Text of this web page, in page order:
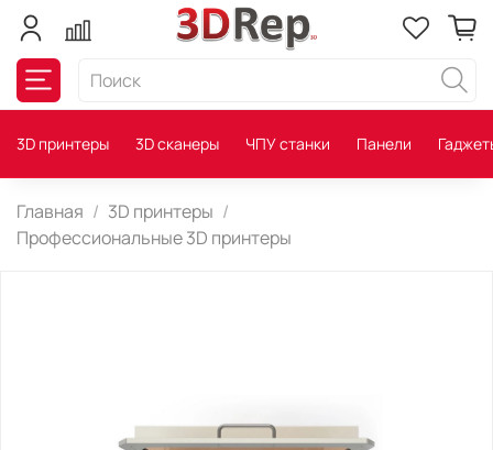
3D принтеры 3D сканеры ЧПУ станки Панели
Главная
3D принтеры
Профессиональные 3D принтеры